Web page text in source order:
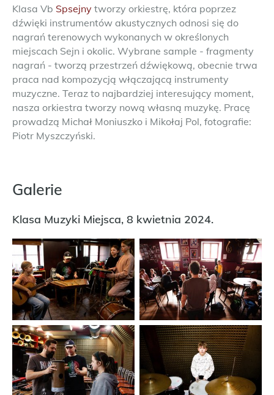
Klasa Vb Spsejny tworzy orkiestrę, która poprzez
dźwięki instrumentów akustycznych odnosi się do
nagrań terenowych wykonanych w określonych
miejscach Sejn i okolic. Wybrane sample - fragmenty
nagrań - tworzą przestrzeń dźwiękową, obecnie trwa
praca nad kompozycją włączającą instrumenty
muzyczne. Teraz to najbardziej interesujący moment,
nasza orkiestra tworzy nową własną muzykę. Pracę
prowadzą Michał Moniuszko i Mikołaj Pol, fotografie:
Piotr Myszczyński.
Galerie
Klasa Muzyki Miejsca, 8 kwietnia 2024.